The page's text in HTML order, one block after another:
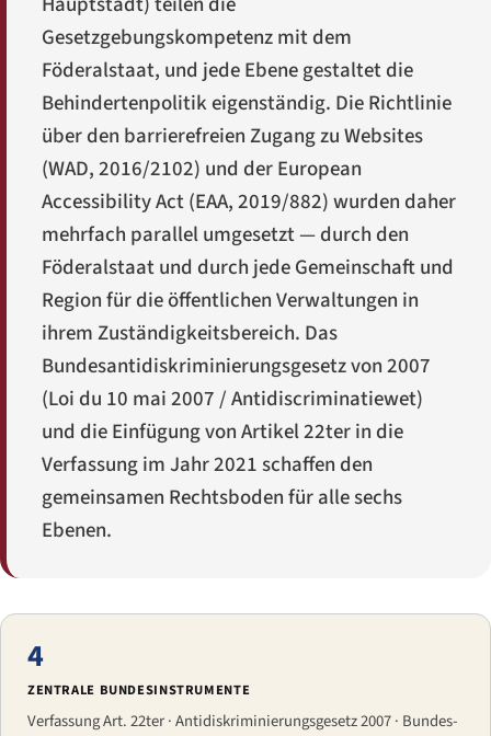
Gesetzgebungskompetenz mit dem
Föderalstaat, und jede Ebene gestaltet die
Behindertenpolitik eigenständig. Die Richtlinie
über den barrierefreien Zugang zu Websites
(WAD, 2016/2102) und der European
Accessibility Act (EAA, 2019/882) wurden daher
mehrfach parallel umgesetzt — durch den
Föderalstaat und durch jede Gemeinschaft und
Region für die öffentlichen Verwaltungen in
ihrem Zuständigkeitsbereich. Das
Bundesantidiskriminierungsgesetz von 2007
(Loi du 10 mai 2007/Antidiscriminatiewet)
und die Einfügung von Artikel 22ter in die
Verfassung im Jahr 2021 schaffen den
gemeinsamen Rechtsboden für alle sechs
Ebenen.
4
ZENTRALE BUNDESINSTRUMENTE
Verfassung Art. 22ter · Antidiskriminierungsgesetz 2007 · Bundes-